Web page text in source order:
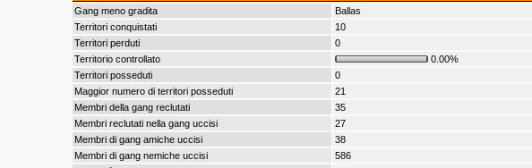
Gang meno gradita
Ballas
Territori conquistati
10
Territori perduti
0
Territorio controllato
0.00%
Territori posseduti
0
Maggior numero di territori posseduti
21
Membri della gang reclutati
35
Membri reclutati nella gang uccisi
27
Membri di gang amiche uccisi
38
Membri di gang nemiche uccisi
586